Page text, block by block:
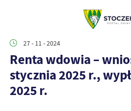
27 - 11 - 2024
Renta wdowia –
stycznia 2025 r.,
2025 r.